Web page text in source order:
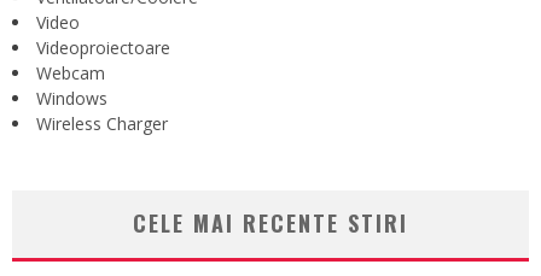
Video
Videoproiectoare
Webcam
Windows
Wireless Charger
CELE MAI RECENTE STIRI